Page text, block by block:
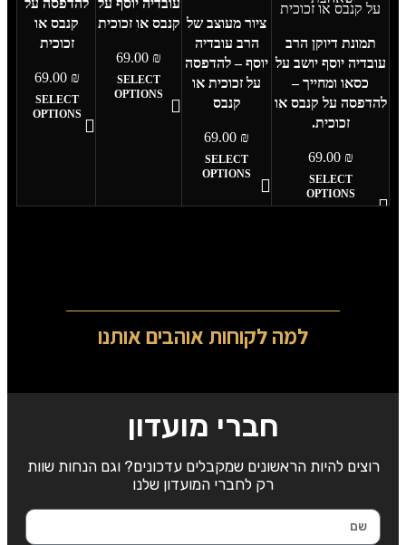
תמונת דיוקן הרב
עובדיה יוסף יושב על
כסאו ומחייך –
להדפסה על קנבס או
זכוכית.
69.00 ₪
SELECT
OPTIONS
ציור מעוצב של
הרב עובדיה
יוסף – להדפסה
על זכוכית או
קנבס
69.00 ₪
SELECT
OPTIONS
קנבס או זכוכית
69.00 ₪
SELECT
OPTIONS
שאהבתי
קנבס או
זכוכית
69.00 ₪
SELECT
OPTIONS
למה לקוחות אוהבים אותנו
חברי מועדון
רוצים להיות הראשונים שמקבלים עדכונים? וגם הנחות שוות
רק לחברי המועדון שלנו